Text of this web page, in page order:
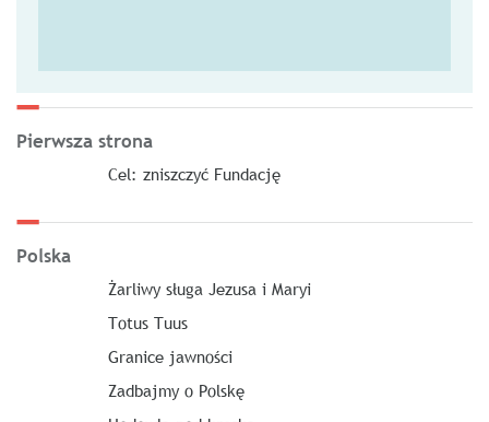
Pierwsza strona
Cel: zniszczyć Fundację
Polska
Żarliwy sługa Jezusa i Maryi
Totus Tuus
Granice jawności
Zadbajmy o Polskę